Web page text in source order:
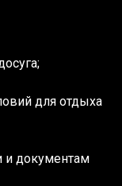
для отдыха
и документам